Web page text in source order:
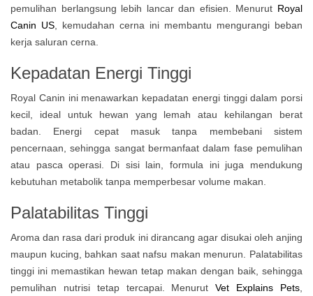
pemulihan berlangsung lebih lancar dan efisien. Menurut Royal
Canin US , kemudahan cerna ini membantu mengurangi beban
kerja saluran cerna.
Kepadatan Energi Tinggi
Royal Canin ini menawarkan kepadatan energi tinggi dalam porsi
kecil, ideal untuk hewan yang lemah atau kehilangan berat
badan. Energi cepat masuk tanpa membebani sistem
pencernaan, sehingga sangat bermanfaat dalam fase pemulihan
atau pasca operasi. Di sisi lain, formula ini juga mendukung
kebutuhan metabolik tanpa memperbesar volume makan.
Palatabilitas Tinggi
Aroma dan rasa dari produk ini dirancang agar disukai oleh anjing
maupun kucing, bahkan saat nafsu makan menurun. Palatabilitas
tinggi ini memastikan hewan tetap makan dengan baik, sehingga
pemulihan nutrisi tetap tercapai. Menurut
Vet Explains Pets